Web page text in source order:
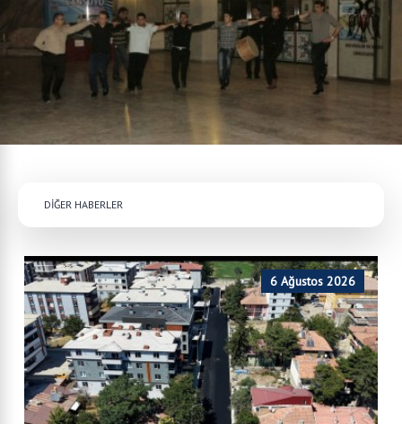
DİĞER HABERLER
6 Ağustos 2026